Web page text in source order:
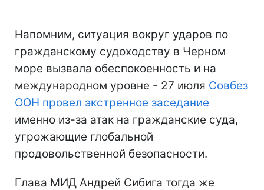
Напомним, ситуация вокруг ударов по
гражданскому судоходству в Черном
море вызвала обеспокоенность и на
международном уровне - 27 июля Совбез
ООН провел экстренное заседание
именно из-за атак на гражданские суда,
угрожающие глобальной
продовольственной безопасности.
Глава МИД Андрей Сибига тогда же